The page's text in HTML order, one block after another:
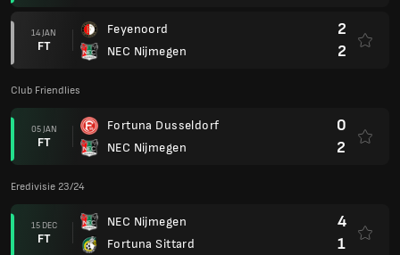
14 JAN
FT
Feyenoord
NEC Nijmegen
2
2
Club Friendlies
05 JAN
FT
Fortuna Dusseldorf
NEC Nijmegen
0
2
Eredivisie 23/24
15 DEC
FT
NEC Nijmegen
Fortuna Sittard
4
1